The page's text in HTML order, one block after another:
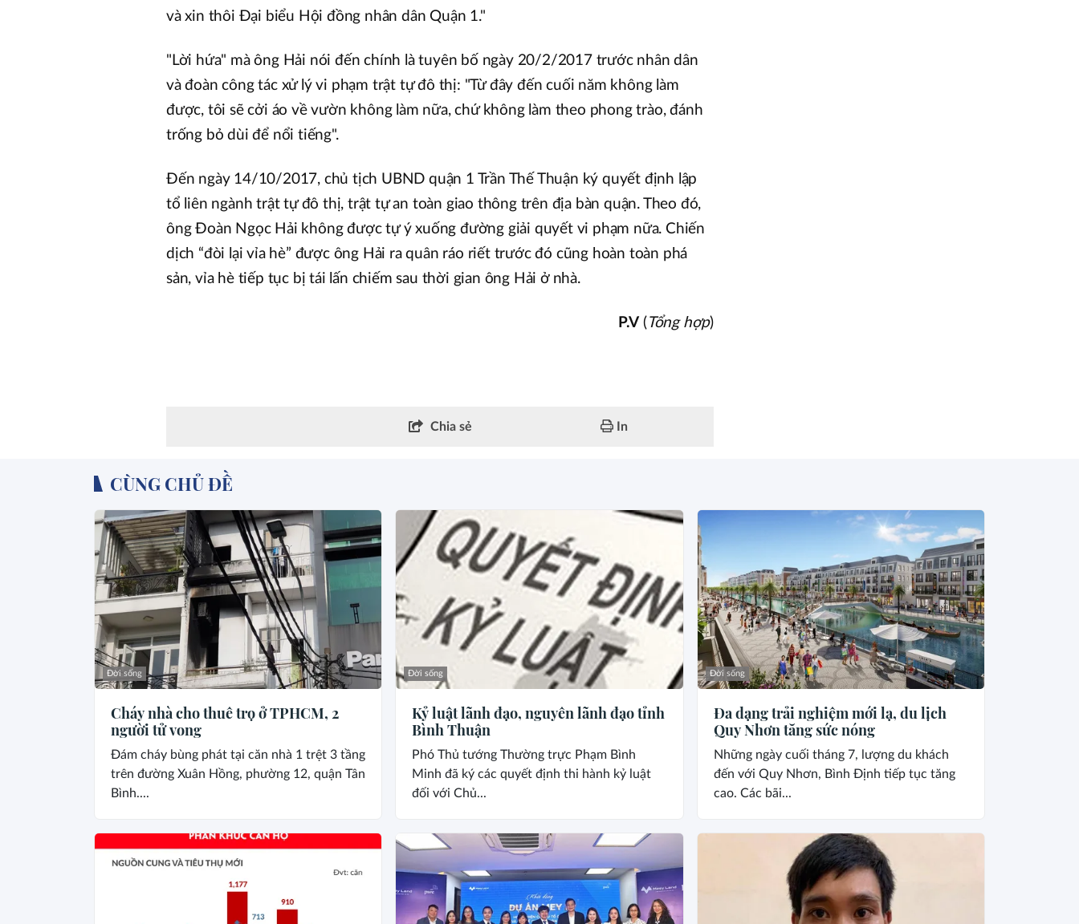
và xin thôi Đại biểu Hội đồng nhân dân Quận 1."
"Lời hứa" mà ông Hải nói đến chính là tuyên bố ngày 20/2/2017 trước nhân dân
và đoàn công tác xử lý vi phạm trật tự đô thị: "Từ đây đến cuối năm không làm
được, tôi sẽ cởi áo về vườn không làm nữa, chứ không làm theo phong trào, đánh
trống bỏ dùi để nổi tiếng".
Đến ngày 14/10/2017, chủ tịch UBND quận 1 Trần Thế Thuận ký quyết định lập
tổ liên ngành trật tự đô thị, trật tự an toàn giao thông trên địa bàn quận. Theo đó,
ông Đoàn Ngọc Hải không được tự ý xuống đường giải quyết vi phạm nữa. Chiến
dịch “đòi lại vỉa hè” được ông Hải ra quân ráo riết trước đó cũng hoàn toàn phá
sản, vỉa hè tiếp tục bị tái lấn chiếm sau thời gian ông Hải ở nhà.
P.V ( Tổng hợp)
Chia sẻ In
CÙNG CHỦ ĐỀ
Đời sống
Cháy nhà cho thuê trọ ở TPHCM, 2
người tử vong
Đám cháy bùng phát tại căn nhà 1 trệt 3 tầng
trên đường Xuân Hồng, phường 12, quận Tân
Bình....
Đời sống
Kỷ luật lãnh đạo, nguyên lãnh đạo tỉnh
Bình Thuận
Phó Thủ tướng Thường trực Phạm Bình
Minh đã ký các quyết định thi hành kỷ luật
đối với Chủ...
Đời sống
Đa dạng trải nghiệm mới lạ, du lịch
Quy Nhơn tăng sức nóng
Những ngày cuối tháng 7, lượng du khách
đến với Quy Nhơn, Bình Định tiếp tục tăng
cao. Các bãi...